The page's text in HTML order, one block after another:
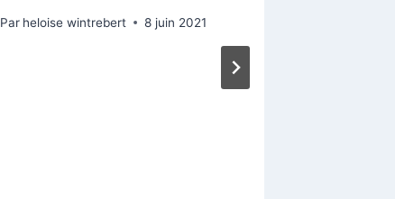
Par heloise wintrebert 8 juin 2021